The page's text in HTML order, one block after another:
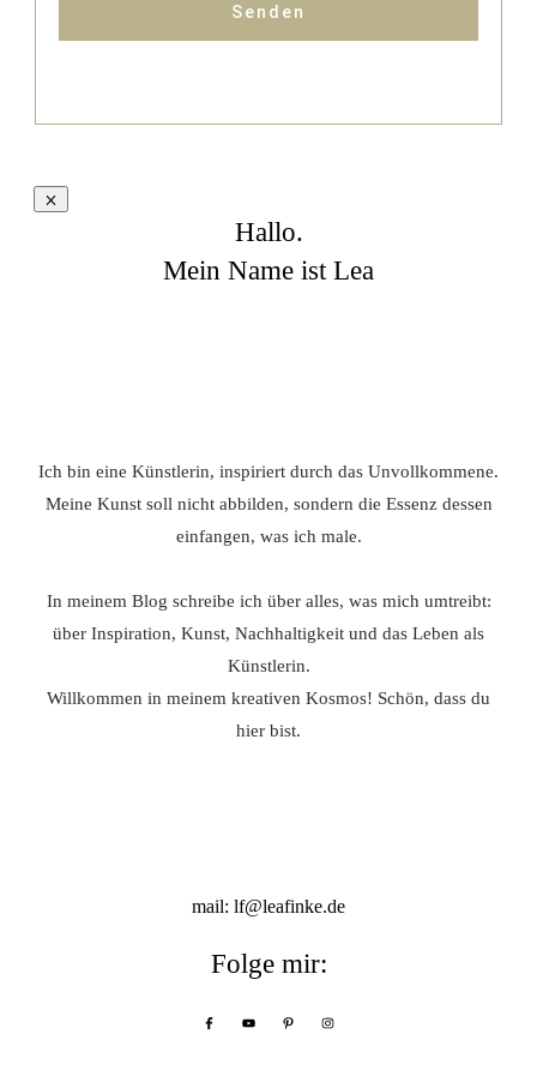
Senden
Hallo.
Mein Name ist Lea
Ich bin eine Künstlerin, inspiriert durch das Unvollkommene.
Meine Kunst soll nicht abbilden, sondern die Essenz dessen
einfangen, was ich male.
In meinem Blog schreibe ich über alles, was mich umtreibt:
über Inspiration, Kunst, Nachhaltigkeit und das Leben als
Künstlerin.
Willkommen in meinem kreativen Kosmos! Schön, dass du
hier bist.
mail: lf@leafinke.de
Folge mir: